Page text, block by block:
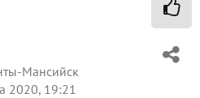
Мансийск
2020, 19:21